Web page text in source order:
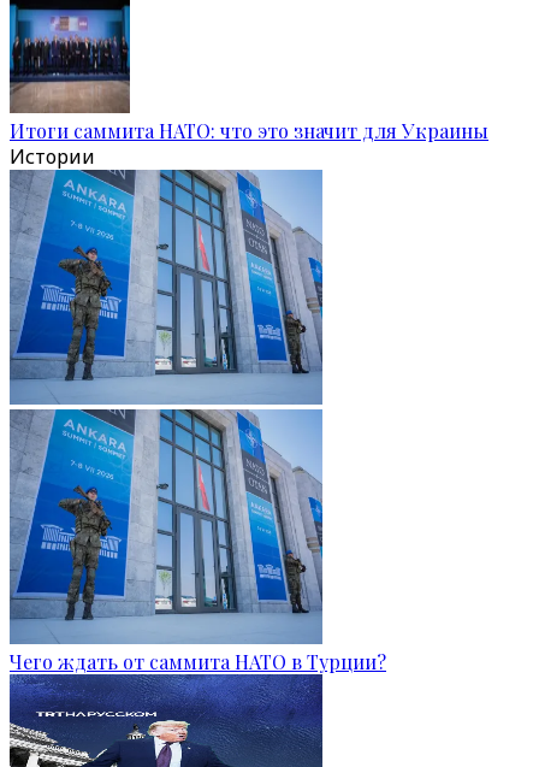
Итоги саммита НАТО: что это значит для Украины
Истории
Чего ждать от саммита НАТО в Турции?